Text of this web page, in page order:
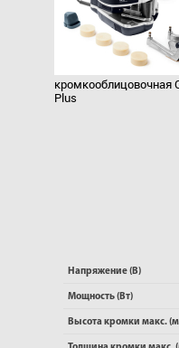
кромкооблицовочная
Plus
Напряжение (В)
Мощность (Вт)
Высота кромки макс.